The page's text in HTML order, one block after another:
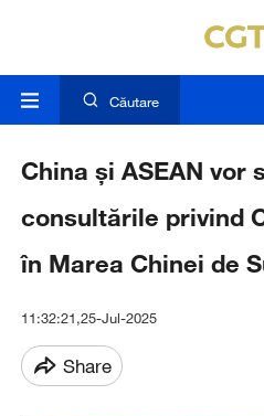
Căutare
China și ASEAN vor
consultările privind
în Marea Chinei de
11:32:21,25-Jul-2025
Share